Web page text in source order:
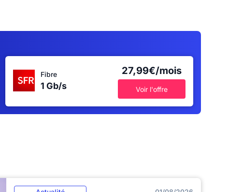
Fibre
1 Gb/s
27,99€/mois
Voir l'offre